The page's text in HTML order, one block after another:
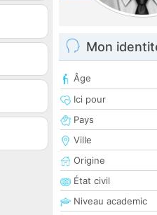
Mon
Âge
Ici pour
Pays
Ville
Origine
État civil
Niveau academic